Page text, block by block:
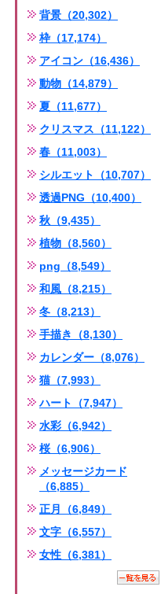
背景（20,302）
枠（17,174）
アイコン（16,436）
動物（14,879）
夏（11,677）
クリスマス（11,122）
春（11,003）
シルエット（10,707）
透過PNG（10,400）
秋（9,435）
植物（8,560）
png（8,549）
和風（8,215）
冬（8,213）
手描き（8,130）
カレンダー（8,076）
猫（7,993）
ハート（7,947）
水彩（6,942）
桜（6,906）
メッセージカード
（6,885）
正月（6,849）
文字（6,557）
女性（6,381）